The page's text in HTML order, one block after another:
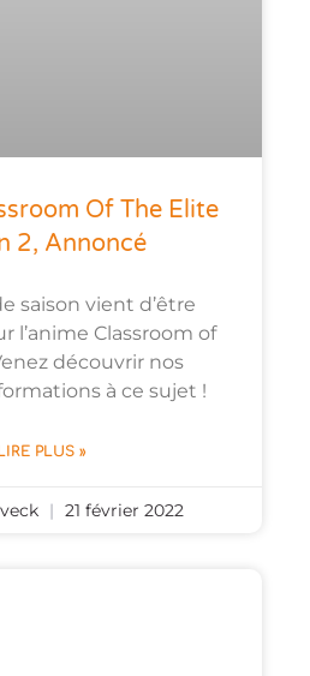
Of The Elite
2, Annoncé
saison vient d’être
l’anime Classroom of
découvrir nos
à ce sujet !
PLUS »
21 février 2022